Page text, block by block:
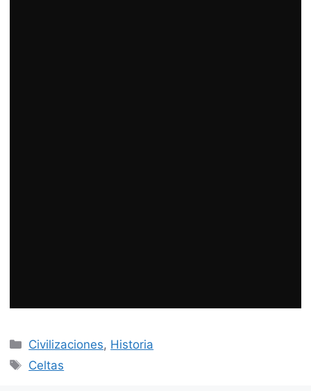
Categorías
Civilizaciones, Historia
Etiquetas
Celtas